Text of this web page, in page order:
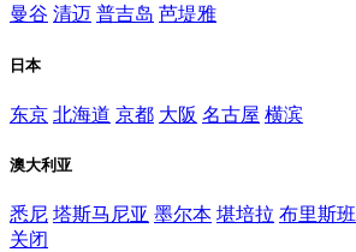
曼谷 清迈 普吉岛 芭堤雅
日本
东京 北海道 京都 大阪 名古屋 横滨
澳大利亚
悉尼 塔斯马尼亚 墨尔本 堪培拉 布里斯班
关闭